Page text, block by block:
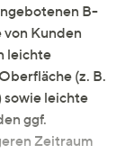
B-
Kunden
leichte
(z. B.
sowie leichte
ggf.
Zeitraum